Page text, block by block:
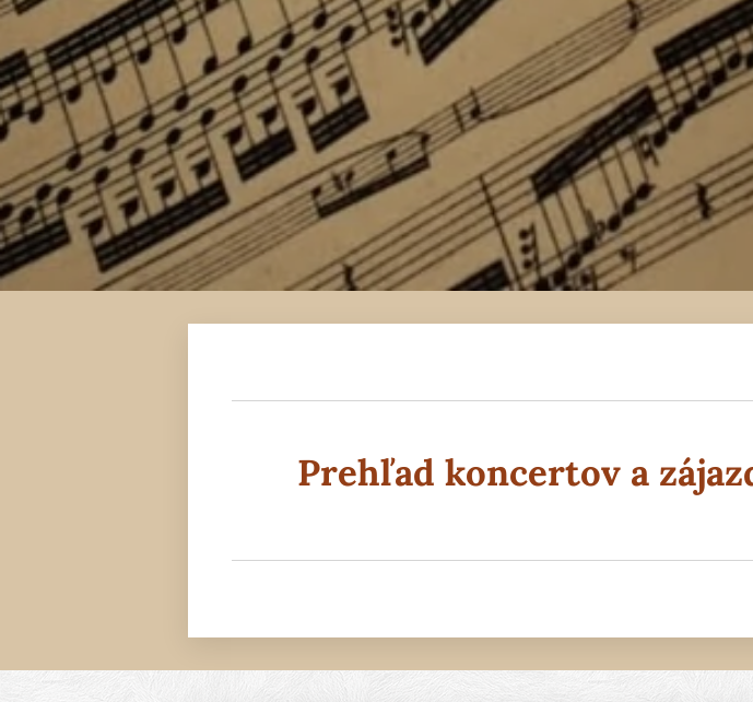
Prehľad koncertov a